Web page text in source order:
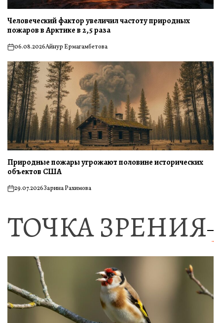
Человеческий фактор увеличил частоту природных
пожаров в Арктике в 2,5 раза
on06.08.2026Айнур Ермагамбетова
Природные пожары угрожают половине исторических
объектов США
on29.07.2026Зарина Рахимова
ТОЧКА ЗРЕНИЯ